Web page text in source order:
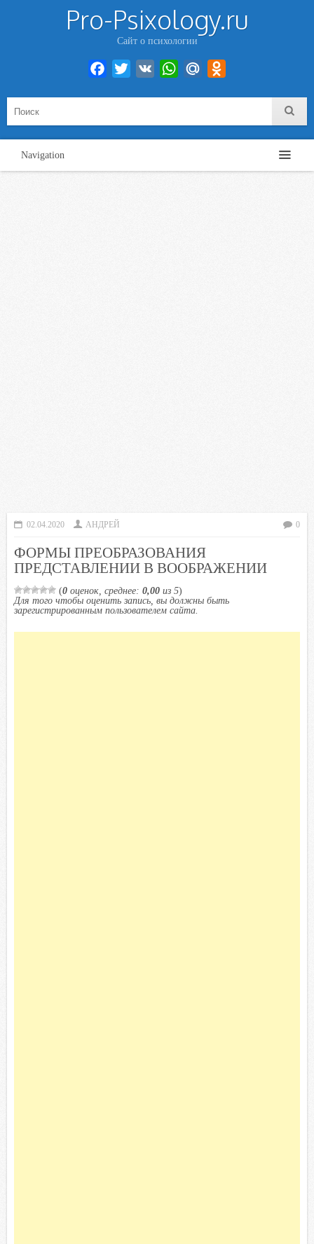
Pro-Psixology.ru
Сайт о психологии
Facebook
Twitter VK WhatsAppMail.Ru
Navigation
02.04.2020 АНДРЕЙ 0
ФОРМЫ ПРЕОБРАЗОВАНИЯ
ПРЕДСТАВЛЕНИИ В ВООБРАЖЕНИИ
(0 оценок, среднее: 0,00 из 5)
Для того чтобы оценить запись, вы должны быть
зарегистрированным пользователем сайта.